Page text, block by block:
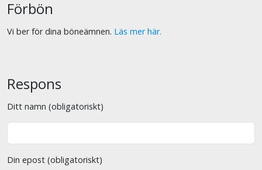
Förbön
Vi ber för dina böneämnen. Läs mer här.
Respons
Ditt namn (obligatoriskt)
Din epost (obligatoriskt)